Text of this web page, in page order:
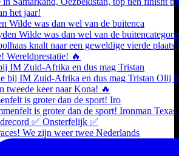
Wilde was dan wel van de buitenca
IM Zuid-Afrika en dus mag Tristan
is groter dan de sport! Iro
We zijn weer twee Nederlands